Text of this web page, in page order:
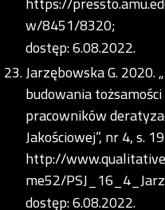
w/8451/8320;
dostęp: 6.08.2022.
Jarzębowska G. 2020.
budowania
pracowników
Jakościowej”, nr 4, s.
http://
me52/
dostęp: 6.08.2022.